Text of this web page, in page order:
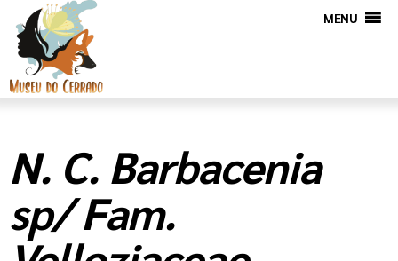
MENU
N. C. Barbacenia
sp/ Fam.